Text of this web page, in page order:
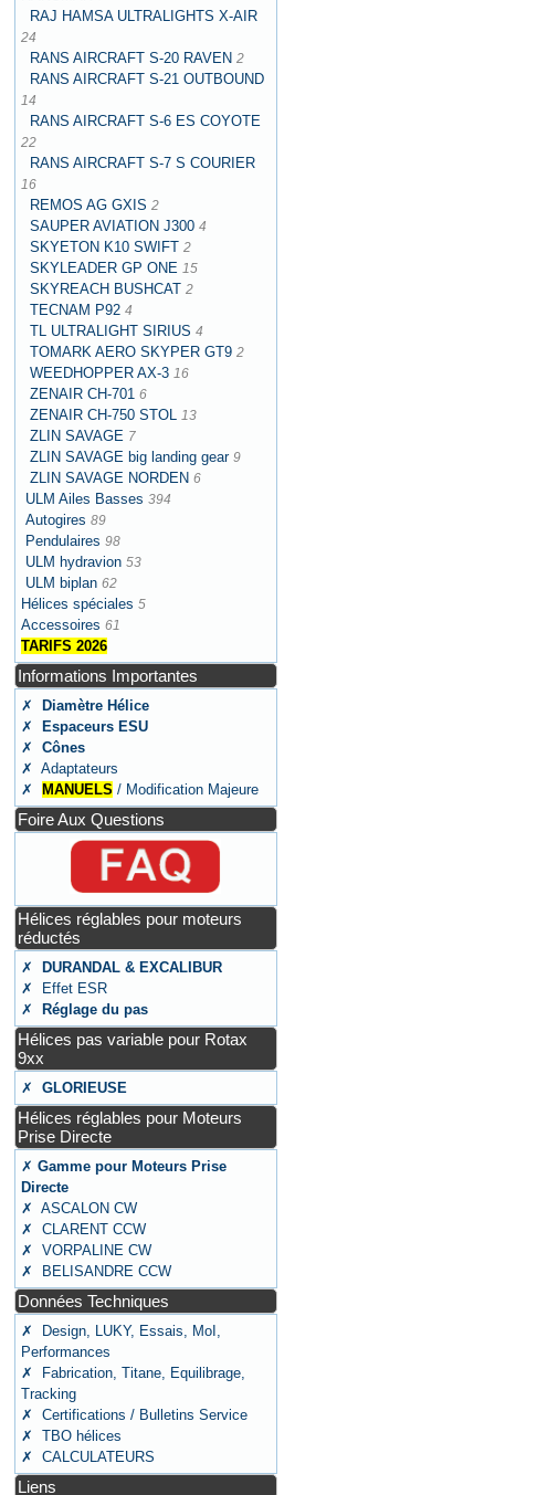
RAJ HAMSA ULTRALIGHTS X-AIR
24
RANS AIRCRAFT S-20 RAVEN 2
RANS AIRCRAFT S-21 OUTBOUND
14
RANS AIRCRAFT S-6 ES COYOTE
22
RANS AIRCRAFT S-7 S COURIER
16
REMOS AG GXIS 2
SAUPER AVIATION J300 4
SKYETON K10 SWIFT 2
SKYLEADER GP ONE 15
SKYREACH BUSHCAT 2
TECNAM P92 4
TL ULTRALIGHT SIRIUS 4
TOMARK AERO SKYPER GT9 2
WEEDHOPPER AX-3 16
ZENAIR CH-701 6
ZENAIR CH-750 STOL 13
ZLIN SAVAGE 7
ZLIN SAVAGE big landing gear 9
ZLIN SAVAGE NORDEN 6
ULM Ailes Basses 394
Autogires89
Pendulaires98
ULM hydravion 53
ULM biplan 62
Hélices spéciales 5
Accessoires 61
TARIFS 2026
Informations Importantes
✗
Diamètre Hélice
✗
Espaceurs ESU
✗
Cônes
✗ Adaptateurs
✗
MANUELS / Modification Majeure
Foire Aux Questions
Hélices réglables pour moteurs
réductés
✗
DURANDAL & EXCALIBUR
✗ Effet ESR
✗
Réglage du pas
Hélices pas variable pour Rotax
9xx
✗GLORIEUSE
Hélices réglables pour Moteurs
Prise Directe
✗Gamme pour Moteurs Prise
Directe
✗ ASCALON CW
✗ CLARENT CCW
✗ VORPALINE CW
✗ BELISANDRE CCW
Données Techniques
✗ Design, LUKY, Essais, MoI,
Performances
✗ Fabrication, Titane, Equilibrage,
Tracking
✗ Certifications / Bulletins Service
✗ TBO hélices
✗ CALCULATEURS
Liens